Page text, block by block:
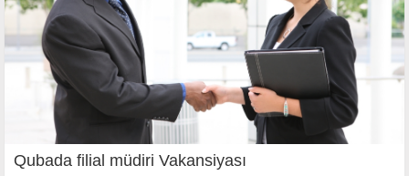
Qubada filial müdiri Vakansiyası